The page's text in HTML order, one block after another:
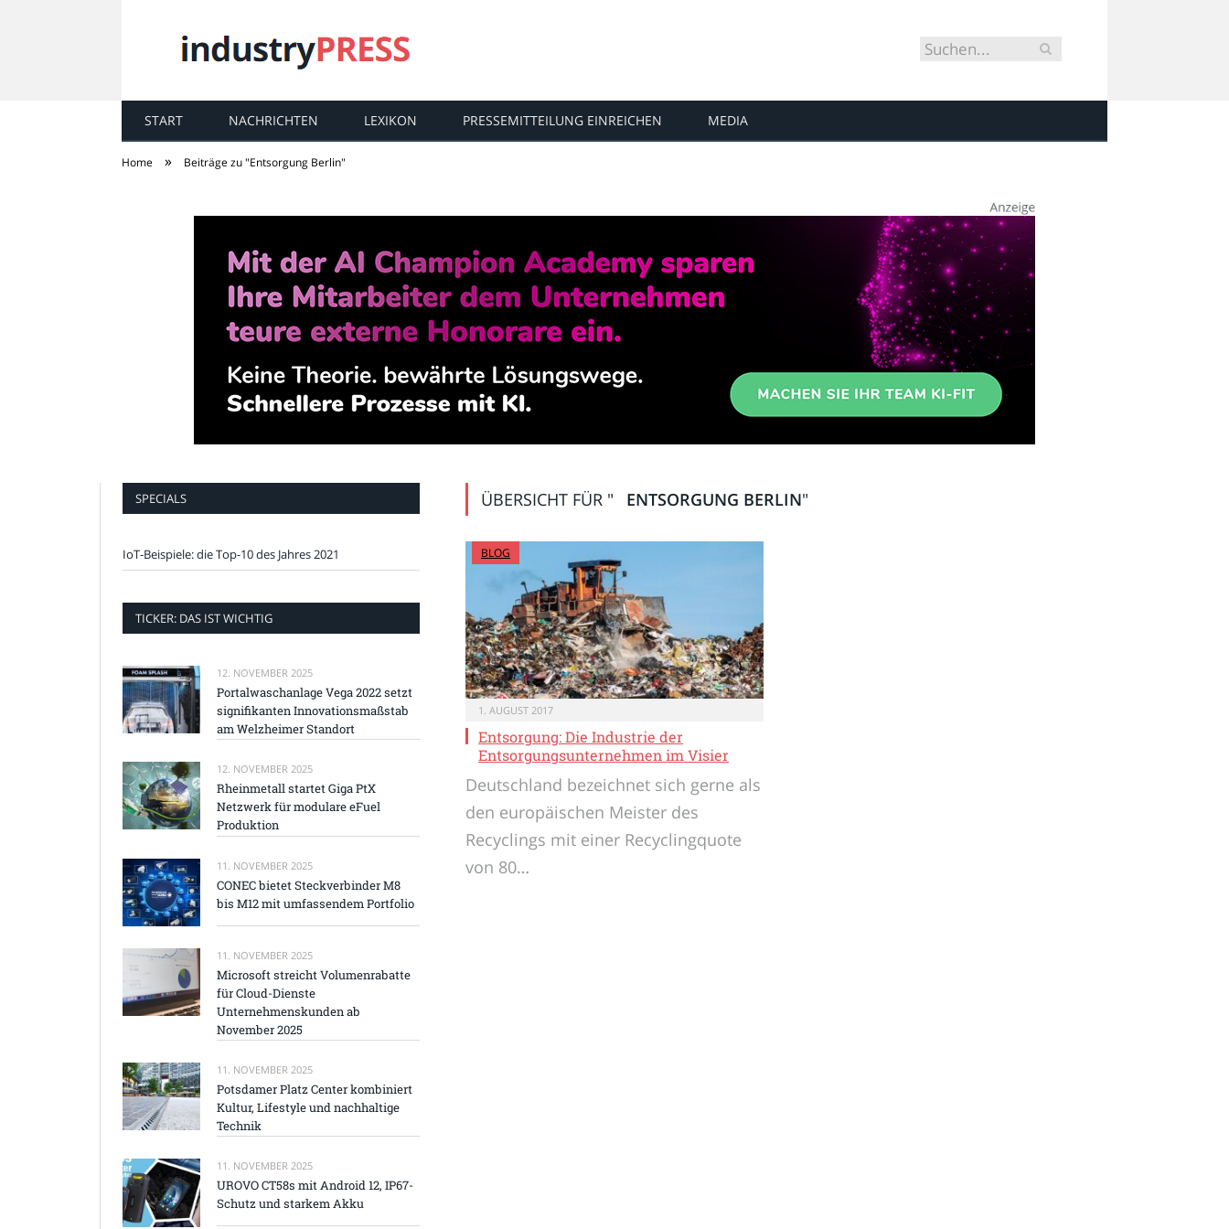
industryPRESS
START NACHRICHTEN LEXIKON PRESSEMITTEILUNG EINREICHEN MEDIA
Home » Beiträge zu "Entsorgung Berlin"
ÜBERSICHT FÜR " ENTSORGUNG BERLIN"
BLOG
1. AUGUST 2017
Entsorgung: Die Industrie der
Entsorgungsunternehmen im Visier
Deutschland bezeichnet sich gerne als
den europäischen Meister des
Recyclings mit einer Recyclingquote
von 80…
SPECIALS
IoT-Beispiele: die Top-10 des Jahres 2021
TICKER: DAS IST WICHTIG
12. NOVEMBER 2025
Portalwaschanlage Vega 2022 setzt
signifikanten Innovationsmaßstab
am Welzheimer Standort
12. NOVEMBER 2025
Rheinmetall startet Giga PtX
Netzwerk für modulare eFuel
Produktion
11. NOVEMBER 2025
CONEC bietet Steckverbinder M8
bis M12 mit umfassendem Portfolio
11. NOVEMBER 2025
Microsoft streicht Volumenrabatte
für Cloud-Dienste
Unternehmenskunden ab
November 2025
11. NOVEMBER 2025
Potsdamer Platz Center kombiniert
Kultur, Lifestyle und nachhaltige
Technik
11. NOVEMBER 2025
UROVO CT58s mit Android 12, IP67-
Schutz und starkem Akku